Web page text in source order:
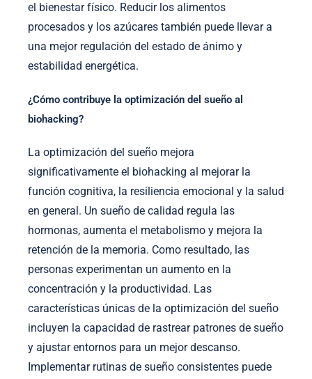
el bienestar físico. Reducir los alimentos
procesados y los azúcares también puede llevar a
una mejor regulación del estado de ánimo y
estabilidad energética.
¿Cómo contribuye la optimización del sueño al
biohacking?
La optimización del sueño mejora
significativamente el biohacking al mejorar la
función cognitiva, la resiliencia emocional y la salud
en general. Un sueño de calidad regula las
hormonas, aumenta el metabolismo y mejora la
retención de la memoria. Como resultado, las
personas experimentan un aumento en la
concentración y la productividad. Las
características únicas de la optimización del sueño
incluyen la capacidad de rastrear patrones de sueño
y ajustar entornos para un mejor descanso.
Implementar rutinas de sueño consistentes puede